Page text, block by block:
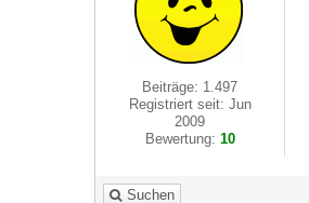
Beiträge: 1.497
Registriert seit: Jun
2009
Bewertung: 10
Suchen